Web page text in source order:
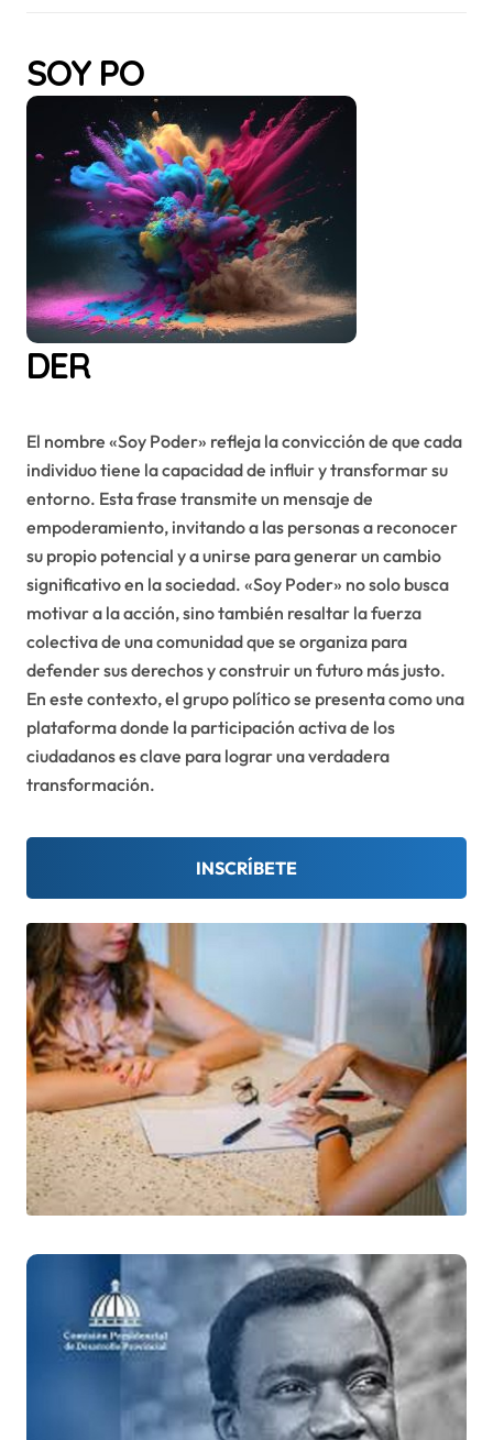
SOY PO
DER
El nombre «Soy Poder» refleja la convicción de que cada
individuo tiene la capacidad de influir y transformar su
entorno. Esta frase transmite un mensaje de
empoderamiento, invitando a las personas a reconocer
su propio potencial y a unirse para generar un cambio
significativo en la sociedad. «Soy Poder» no solo busca
motivar a la acción, sino también resaltar la fuerza
colectiva de una comunidad que se organiza para
defender sus derechos y construir un futuro más justo.
En este contexto, el grupo político se presenta como una
plataforma donde la participación activa de los
ciudadanos es clave para lograr una verdadera
transformación.
INSCRÍBETE